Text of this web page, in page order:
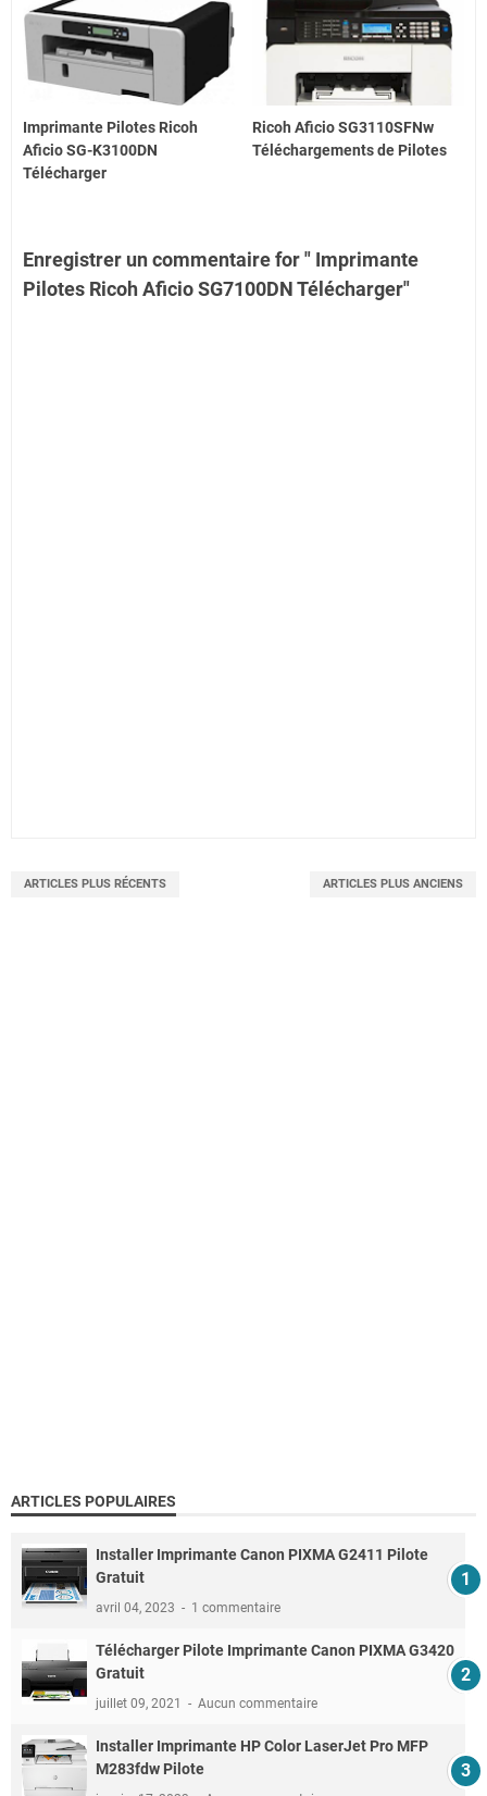
Imprimante Pilotes Ricoh
Aficio SG-K3100DN
Télécharger
Ricoh Aficio SG3110SFNw
Téléchargements de Pilotes
Enregistrer un commentaire for " Imprimante
Pilotes Ricoh Aficio SG7100DN Télécharger"
ARTICLES PLUS RÉCENTS ARTICLES PLUS ANCIENS
ARTICLES POPULAIRES
Installer Imprimante Canon PIXMA G2411 Pilote
Gratuit
avril 04, 2023 1 commentaire
Télécharger Pilote Imprimante Canon PIXMA G3420
Gratuit
juillet 09, 2021 Aucun commentaire
Installer Imprimante HP Color LaserJet Pro MFP
M283fdw Pilote